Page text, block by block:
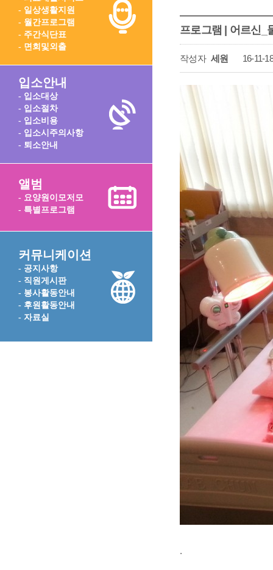
- 일상생활지원
- 월간프로그램
- 주간식단표
- 면회및외출
입소안내
- 입소대상
- 입소절차
- 입소비용
- 입소시주의사항
- 퇴소안내
앨범
- 요양원이모저모
- 특별프로그램
커뮤니케이션
- 공지사항
- 직원게시판
- 봉사활동안내
- 후원활동안내
- 자료실
프로그램 | 어르신_
작성자 세원 16-11-
.